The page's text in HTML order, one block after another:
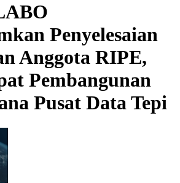
Penyelesaian
Anggota RIPE,
Pembangunan
Pusat Data Tepi